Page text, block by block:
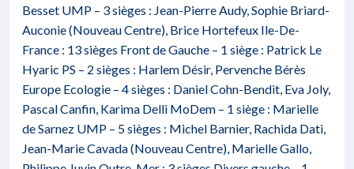
Besset UMP – 3 sièges : Jean-Pierre Audy, Sophie Briard-
Auconie (Nouveau Centre), Brice Hortefeux Ile-De-
France : 13 sièges Front de Gauche – 1 siège : Patrick Le
Hyaric PS – 2 sièges : Harlem Désir, Pervenche Bérès
Europe Ecologie – 4 sièges : Daniel Cohn-Bendit, Eva Joly,
Pascal Canfin, Karima Delli MoDem – 1 siège : Marielle
de Sarnez UMP – 5 sièges : Michel Barnier, Rachida Dati,
Jean-Marie Cavada (Nouveau Centre), Marielle Gallo,